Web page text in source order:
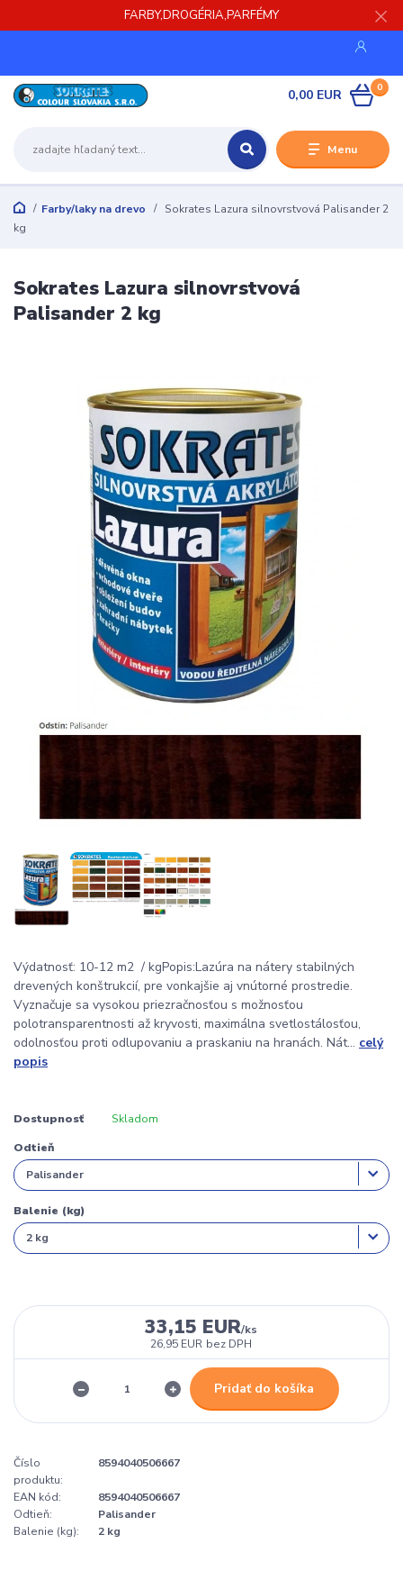
FARBY,DROGÉRIA,PARFÉMY
Menu
0
0,00 EUR
Farby/laky na drevo
Sokrates Lazura silnovrstvová Palisander 2
kg
Sokrates Lazura silnovrstvová
Palisander 2 kg
Výdatnosť: 10-12 m2 / kgPopis:Lazúra na nátery stabilných
drevených konštrukcií, pre vonkajšie aj vnútorné prostredie.
Vyznačuje sa vysokou priezračnosťou s možnosťou
polotransparentnosti až kryvosti, maximálna svetlostálosťou,
odolnosťou proti odlupovaniu a praskaniu na hranách. Nát... celý
popis
Dostupnosť Skladom
Odtieň
Balenie (kg)
33,15 EUR/ks
26,95 EUR bez DPH
Pridať do košíka
Číslo
produktu:
8594040506667
EAN kód:
8594040506667
Odtieň:
Palisander
Balenie (kg):
2 kg